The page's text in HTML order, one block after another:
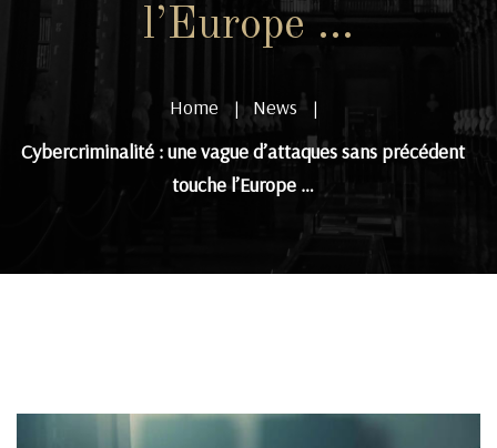
l’Europe …
Home |News |
Cybercriminalité : une vague d’attaques sans précédent
touche l’Europe …